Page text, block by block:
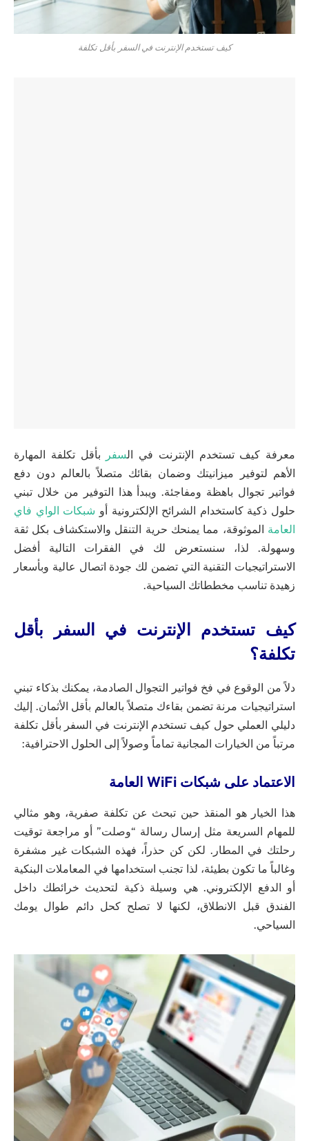
كيف تستخدم الإنترنت في السفر بأقل تكلفة
معرفة كيف تستخدم الإنترنت في السفر
بأقل تكلفة المهارة
الأهم لتوفير ميزانيتك وضمان بقائك متصلاً بالعالم دون دفع
فواتير تجوال باهظة ومفاجئة. ويبدأ هذا التوفير من خلال تبني
حلول ذكية كاستخدام الشرائح الإلكترونية أو شبكات الواي فاي
العامة الموثوقة، مما يمنحك حرية التنقل والاستكشاف بكل ثقة
وسهولة. لذا، سنستعرض لك في الفقرات التالية أفضل
الاستراتيجيات التقنية التي تضمن لك جودة اتصال عالية وبأسعار
زهيدة تناسب مخططاتك السياحية.
كيف تستخدم الإنترنت في السفر بأقل
تكلفة؟
دلاً من الوقوع في فخ فواتير التجوال الصادمة، يمكنك بذكاء تبني
استراتيجيات مرنة تضمن بقاءك متصلاً بالعالم بأقل الأثمان. إليك
دليلي العملي حول كيف تستخدم الإنترنت في السفر بأقل تكلفة
مرتباً من الخيارات المجانية تماماً وصولاً إلى الحلول الاحترافية:
الاعتماد على شبكات WiFi العامة
هذا الخيار هو المنقذ حين تبحث عن تكلفة صفرية، وهو مثالي
للمهام السريعة مثل إرسال رسالة “وصلت” أو مراجعة توقيت
رحلتك في المطار. لكن كن حذراً، فهذه الشبكات غير مشفرة
وغالباً ما تكون بطيئة، لذا تجنب استخدامها في المعاملات البنكية
أو الدفع الإلكتروني. هي وسيلة ذكية لتحديث خرائطك داخل
الفندق قبل الانطلاق، لكنها لا تصلح كحل دائم طوال يومك
السياحي.